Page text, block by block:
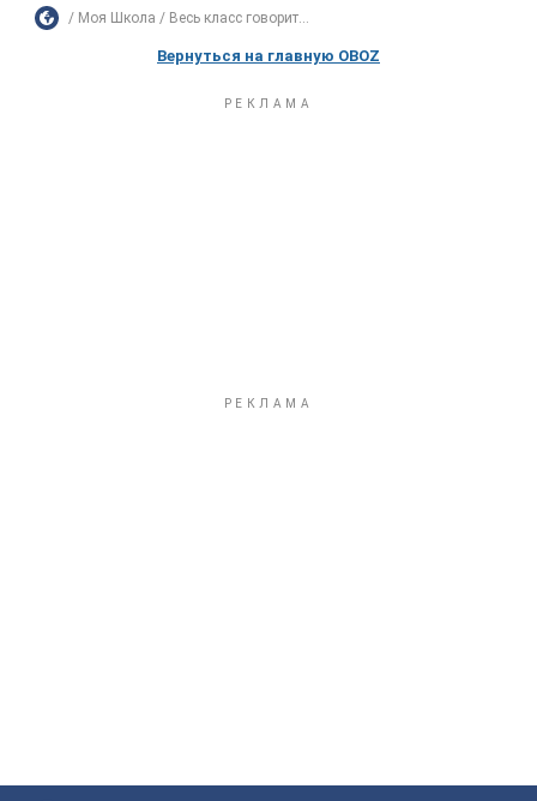
Моя Школа Весь класс говорит...
Вернуться на главную OBOZ